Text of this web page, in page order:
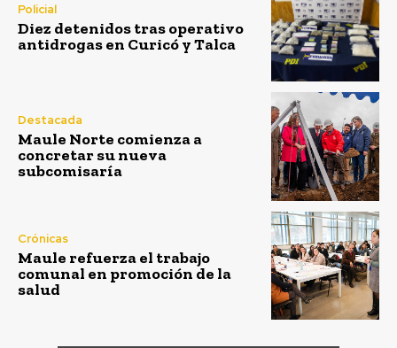
Policial
Diez detenidos tras operativo
antidrogas en Curicó y Talca
Destacada
Maule Norte comienza a
concretar su nueva
subcomisaría
Crónicas
Maule refuerza el trabajo
comunal en promoción de la
salud